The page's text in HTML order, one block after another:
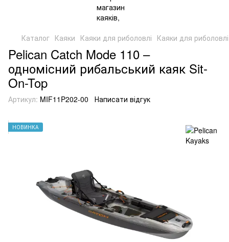
Каталог Каяки Каяки для риболовлі Каяки для
Pelican Catch Mode 110 –
одномісний рибальський каяк Sit-
On-Top
Артикул: MIF11P202-00 Написати відгук
НОВИНКА